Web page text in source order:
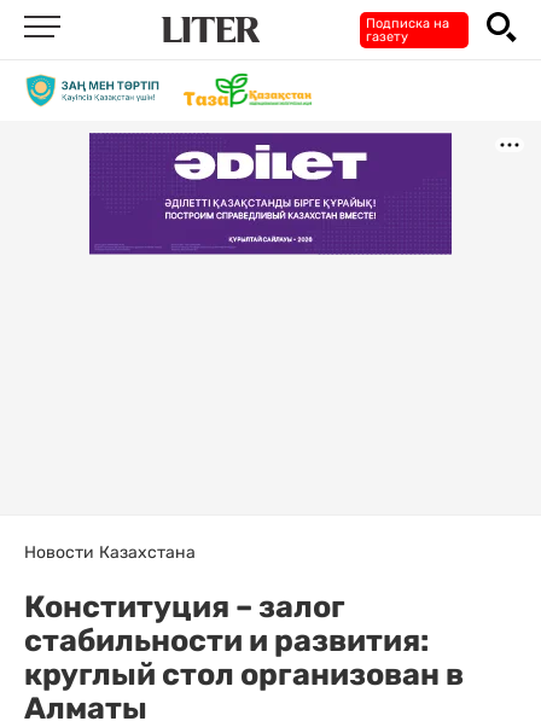
Подписка на
газету
Новости Казахстана
Конституция – залог
стабильности и развития:
круглый стол организован в
Алматы